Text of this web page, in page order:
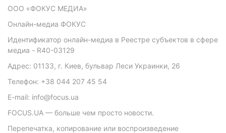
ООО «ФОКУС МЕДИА»
Онлайн-медиа ФОКУС
Идентификатор онлайн-медиа в Реестре субъектов в сфере
медиа - R40-03129
Адрес: 01133, г. Киев, бульвар Леси Украинки, 26
Телефон: +38 044 207 45 54
E-mail: info@focus.ua
FOCUS.UA — больше чем просто новости.
Перепечатка, копирование или воспроизведение